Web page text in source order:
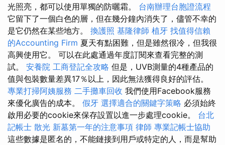
光照亮，都可以使用單獨的防曬霜。 台南辦理台胞證流程
它留下了一個白色的層，但在幾分鐘內消失了，儘管不幸的
是它仍然在某些地方。 換護照 基隆律師 植牙 找值得信賴
的Accounting Firm 夏天有點困難，但是雖然很冷，但我很
高興使用它。 可以在此處通過年度訂閱來查看完整的測
試。 安養院 工商登記全攻略 但是，UVB測量的4種產品的
值與包裝數量差異17％以上，因此無法獲得良好的評估。
專業打掃阿姨服務 二手攤車回收 我們使用Facebook服務
來優化廣告的成本。 假牙 選擇適合的關鍵字策略 必須始終
啟用必要的cookie來保存設置以進一步處理cookie。 台北
記帳士 散光 新墓第一年的注意事項 律師 專業記帳士協助
這些數據是匿名的，不能鏈接到用戶或特定的人，而是幫助